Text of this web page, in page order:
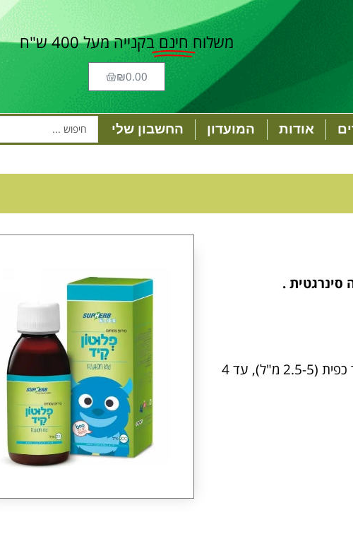
משלוח חינם בקנייה מעל 400 ש"ח
₪0.00
אודות המועדון החשבון שלי
סינרגטית .
פלוטון קיד (לילדים בגילאי 2-6): מחצית הכפית עד כפית (2.5-5 מ"ל), עד 4